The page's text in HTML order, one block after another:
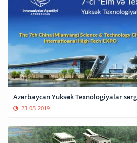
Azərbaycan Yüksək Texnologiyalar
23-08-2019